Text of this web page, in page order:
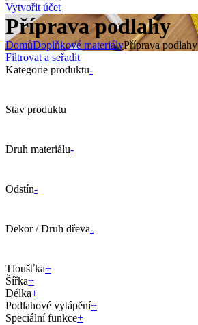
Vytvořit účet
Příprava podlahy
DomůDoplňkové materiályPříprava podlahy
Filtrovat a seřadit
Kategorie produktu-
Stav produktu
Druh materiálu-
Odstín-
Dekor / Druh dřeva-
Tloušťka+
Šířka+
Délka+
Podlahové vytápění+
Speciální funkce+